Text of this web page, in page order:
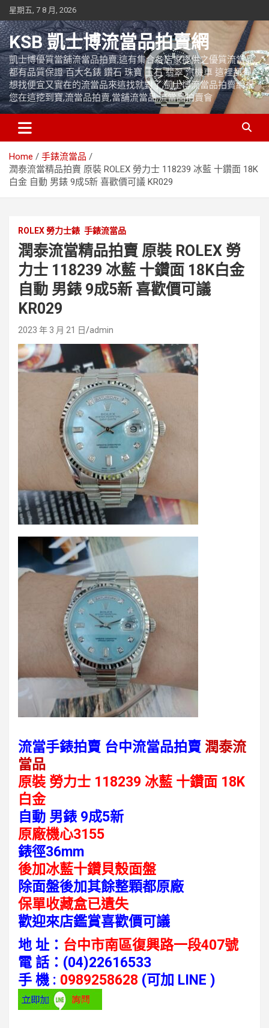
Skip
to
content
星期五, 7 8 月, 2026
KSB 凱士博流當品拍賣網
凱士博優質當舖流當品拍賣,這有集合各店家提供之優質流當品,
都有品質保證 百大名錶 鑽石 珠寶 玉石 翡翠 汽機車 這裡都有
想找便宜又實在的流當品來這找就對了,凱士博流當品拍賣網祝
您在這挖到寶,流當品拍賣,當舖流當品,流當品拍賣會
Home
手錶流當品
潤泰流當精品拍賣 原裝 ROLEX 勞力士 118239 冰藍 十鑽面 18K
白金 自動 男錶 9成5新 喜歡價可議 KR029
ROLEX 勞力士錶 手錶流當品
潤泰流當精品拍賣 原裝 ROLEX 勞
力士 118239 冰藍 十鑽面 18K白金
自動 男錶 9成5新 喜歡價可議
KR029
2023 年 3 月 21 日 admin
流當手錶拍賣 台中流當品拍賣 潤泰流
當品
原裝 勞力士 118239 冰藍 十鑽面 18K
白金
自動 男錶 9成5新
原廠機心3155
錶徑36mm
後加冰藍十鑽貝殼面盤
除面盤後加其餘整顆都原廠
保單收藏盒已遺失
歡迎來店鑑賞喜歡價可議
地 址： 台中市南區復興路一段407號
電 話： (04)22616533
手 機 : 0989258628 (可加 LINE )